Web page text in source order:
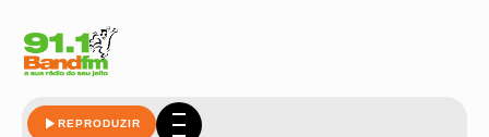
REPRODUZIR